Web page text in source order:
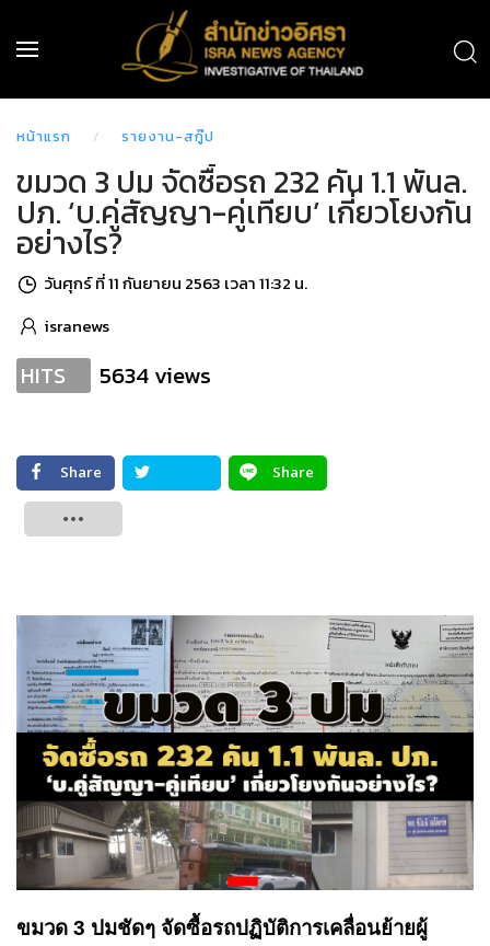
หน้าแรก รายงาน-สกู๊ป
ขมวด 3 ปม จัดซื้อรถ 232 คัน 1.1 พันล.
ปภ. ‘บ.คู่สัญญา-คู่เทียบ’ เกี่ยวโยงกัน
อย่างไร?
วันศุกร์ ที่ 11 กันยายน 2563 เวลา 11:32 น.
isranews
HITS 5634 views
Share
Share
ขมวด 3 ปมชัดๆ จัดซื้อรถปฏิบัติการเคลื่อนย้ายผู้